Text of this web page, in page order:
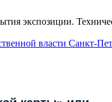
экспозиции.